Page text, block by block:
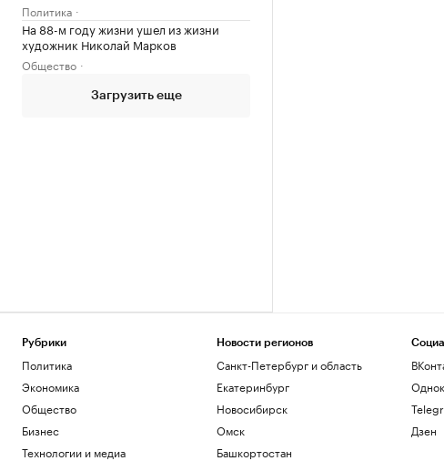
Политика
На 88-м году жизни ушел из жизни
художник Николай Марков
Общество
Загрузить еще
Рубрики
Политика
Экономика
Общество
Бизнес
Технологии и медиа
Новости регионов
Санкт-Петербург и область
Екатеринбург
Новосибирск
Омск
Башкортостан
Дзен